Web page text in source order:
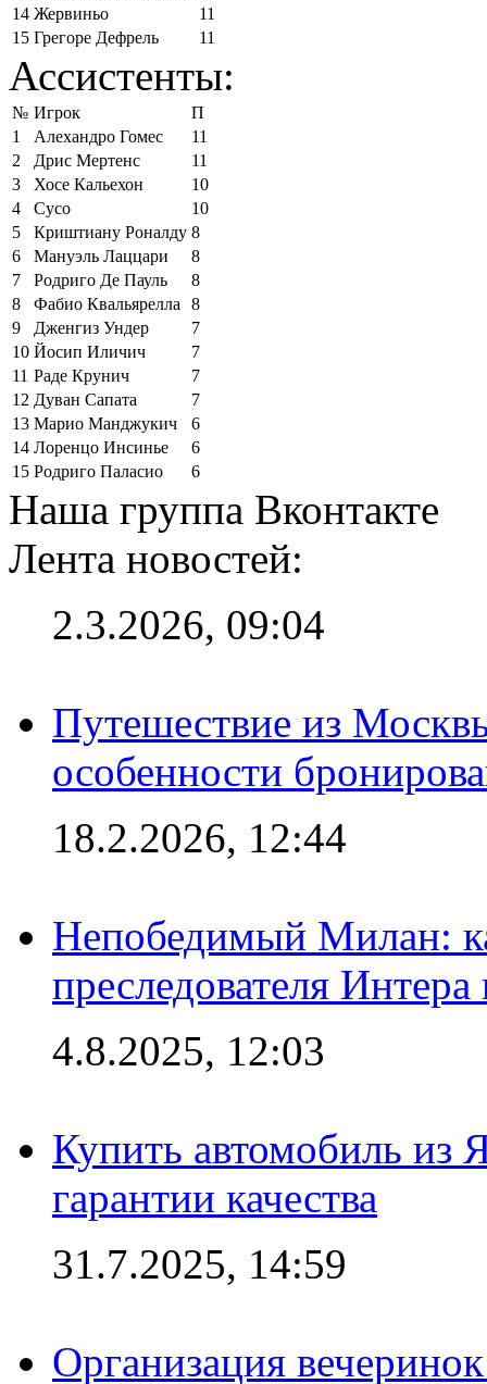
14 Жервиньо
11
15 Грегоре Дефрель 11
Ассистенты:
№ Игрок
П
1
Алехандро Гомес
11
2
Дрис Мертенс
11
3
Хосе Кальехон
10
4
Сусо
10
5
Криштиану Роналду 8
6
Мануэль Лаццари
8
7
Родриго Де Пауль
8
8
Фабио Квальярелла
8
9
Дженгиз Ундер
7
10 Йосип Иличич
7
11 Раде Крунич
7
12 Дуван Сапата
7
13 Марио Манджукич
6
14 Лоренцо Инсинье
6
15 Родриго Паласио 6
Наша группа Вконтакте
Лента новостей:
2.3.2026, 09:04
Путешествие из
особенности
18.2.2026, 12:44
Непобедимый Милан:
преследователя
4.8.2025, 12:03
Купить автомобиль из
гарантии качества
31.7.2025, 14:59
Организация